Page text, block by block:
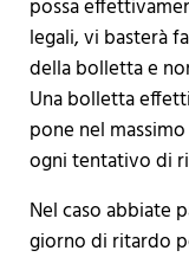
possa
legali, vi basterà
della bolletta e
Una bolletta
pone nel
ogni tentativo di
Nel caso abbiate
giorno di ritardo